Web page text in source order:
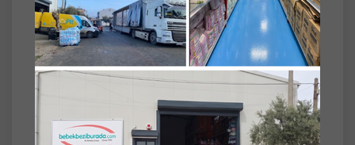
No:2 (5 Li Set)
Hipp Organik Combiotic Bebek Sütü No:2, 6.
aydan itibaren bebeklerin artan enerji ve
besin ihtiyacını desteklemek üzere
geliştirilmiş özel bir organik devam sütüdür.
Prebiyotik ve probiyotik içeriği sayesinde
sindirim sisteminin daha rahat çalışmasına